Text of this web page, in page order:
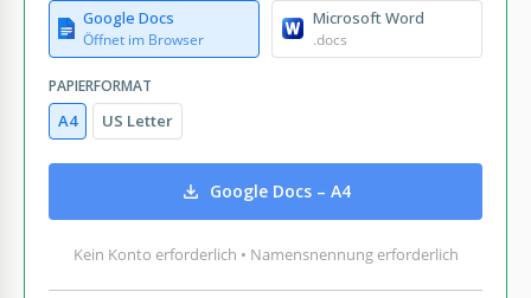
Google Docs
Öffnet im Browser
Microsoft Word
.docs
PAPIERFORMAT
A4 US Letter
Google Docs – A4
Kein Konto erforderlich • Namensnennung erforderlich